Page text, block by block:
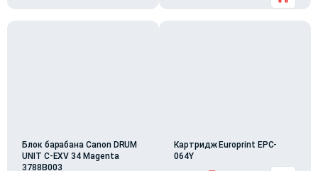
Блок барабана Canon DRUM
UNIT C-EXV 34 Magenta
3788B003
Картридж Europrint EPC-
064Y